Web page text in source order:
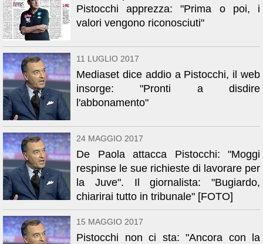
Pistocchi apprezza: "Prima o poi, i
valori vengono riconosciuti"
11 LUGLIO 2017
Mediaset dice addio a Pistocchi, il web
insorge: "Pronti a disdire
l'abbonamento"
24 MAGGIO 2017
De Paola attacca Pistocchi: "Moggi
respinse le sue richieste di lavorare per
la Juve". Il giornalista: "Bugiardo,
chiarirai tutto in tribunale" [FOTO]
15 MAGGIO 2017
Pistocchi non ci sta: "Ancora con la